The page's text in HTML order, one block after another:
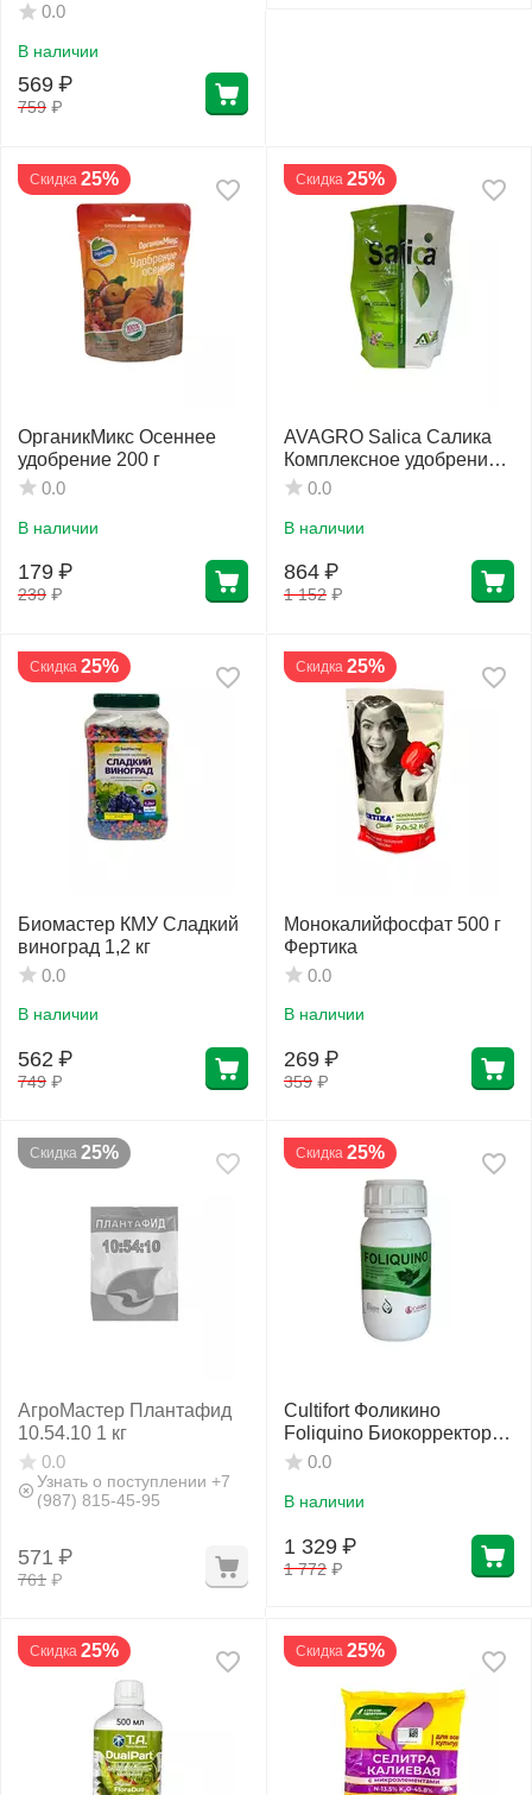
Фитолампы
0.0
В наличии
759 ₽
569 ₽
Скидка 25%
ОрганикМикс Осеннее
удобрение 200 г
0.0
В наличии
239 ₽
179 ₽
Скидка 25%
AVAGRO Salica Салика
Комплексное удобрение
0.0
В наличии
1 152 ₽
864 ₽
Скидка 25%
Биомастер КМУ Сладкий
виноград 1,2 кг
0.0
В наличии
749 ₽
562 ₽
Скидка 25%
Монокалийфосфат 500 г
Фертика
0.0
В наличии
359 ₽
269 ₽
Скидка 25%
АгроМастер Плантафид
10.54.10 1 кг
0.0
Узнать о поступлении +7
(987) 815-45-95
761 ₽
571 ₽
Скидка 25%
Cultifort Фоликино
Foliquino Биокорректор
дефицита питания 250 мл
0.0
В наличии
1 772 ₽
1 329 ₽
Скидка 25% Скидка 25%